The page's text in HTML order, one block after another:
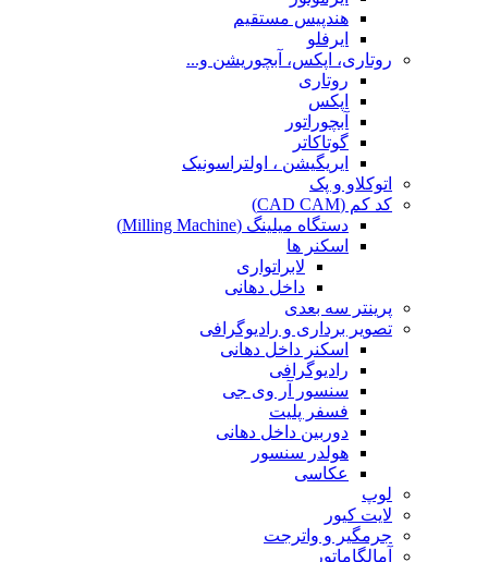
هندپیس مستقیم
ایرفلو
روتاری، اپکس، آبچوریشن و...
روتاری
اپکس
آبچوراتور
گوتاکاتر
ایریگیشن ، اولتراسونیک
اتوکلاو و پک
کد کم (CAD CAM)
دستگاه میلینگ (Milling Machine)
اسکنر ها
لابراتواری
داخل دهانی
پرینتر سه بعدی
تصویر برداری و رادیوگرافی
اسکنر داخل دهانی
رادیوگرافی
سنسور آر وی جی
فسفر پلیت
دوربین داخل دهانی
هولدر سنسور
عکاسی
لوپ
لایت کیور
جرمگیر و واترجت
آمالگاماتور